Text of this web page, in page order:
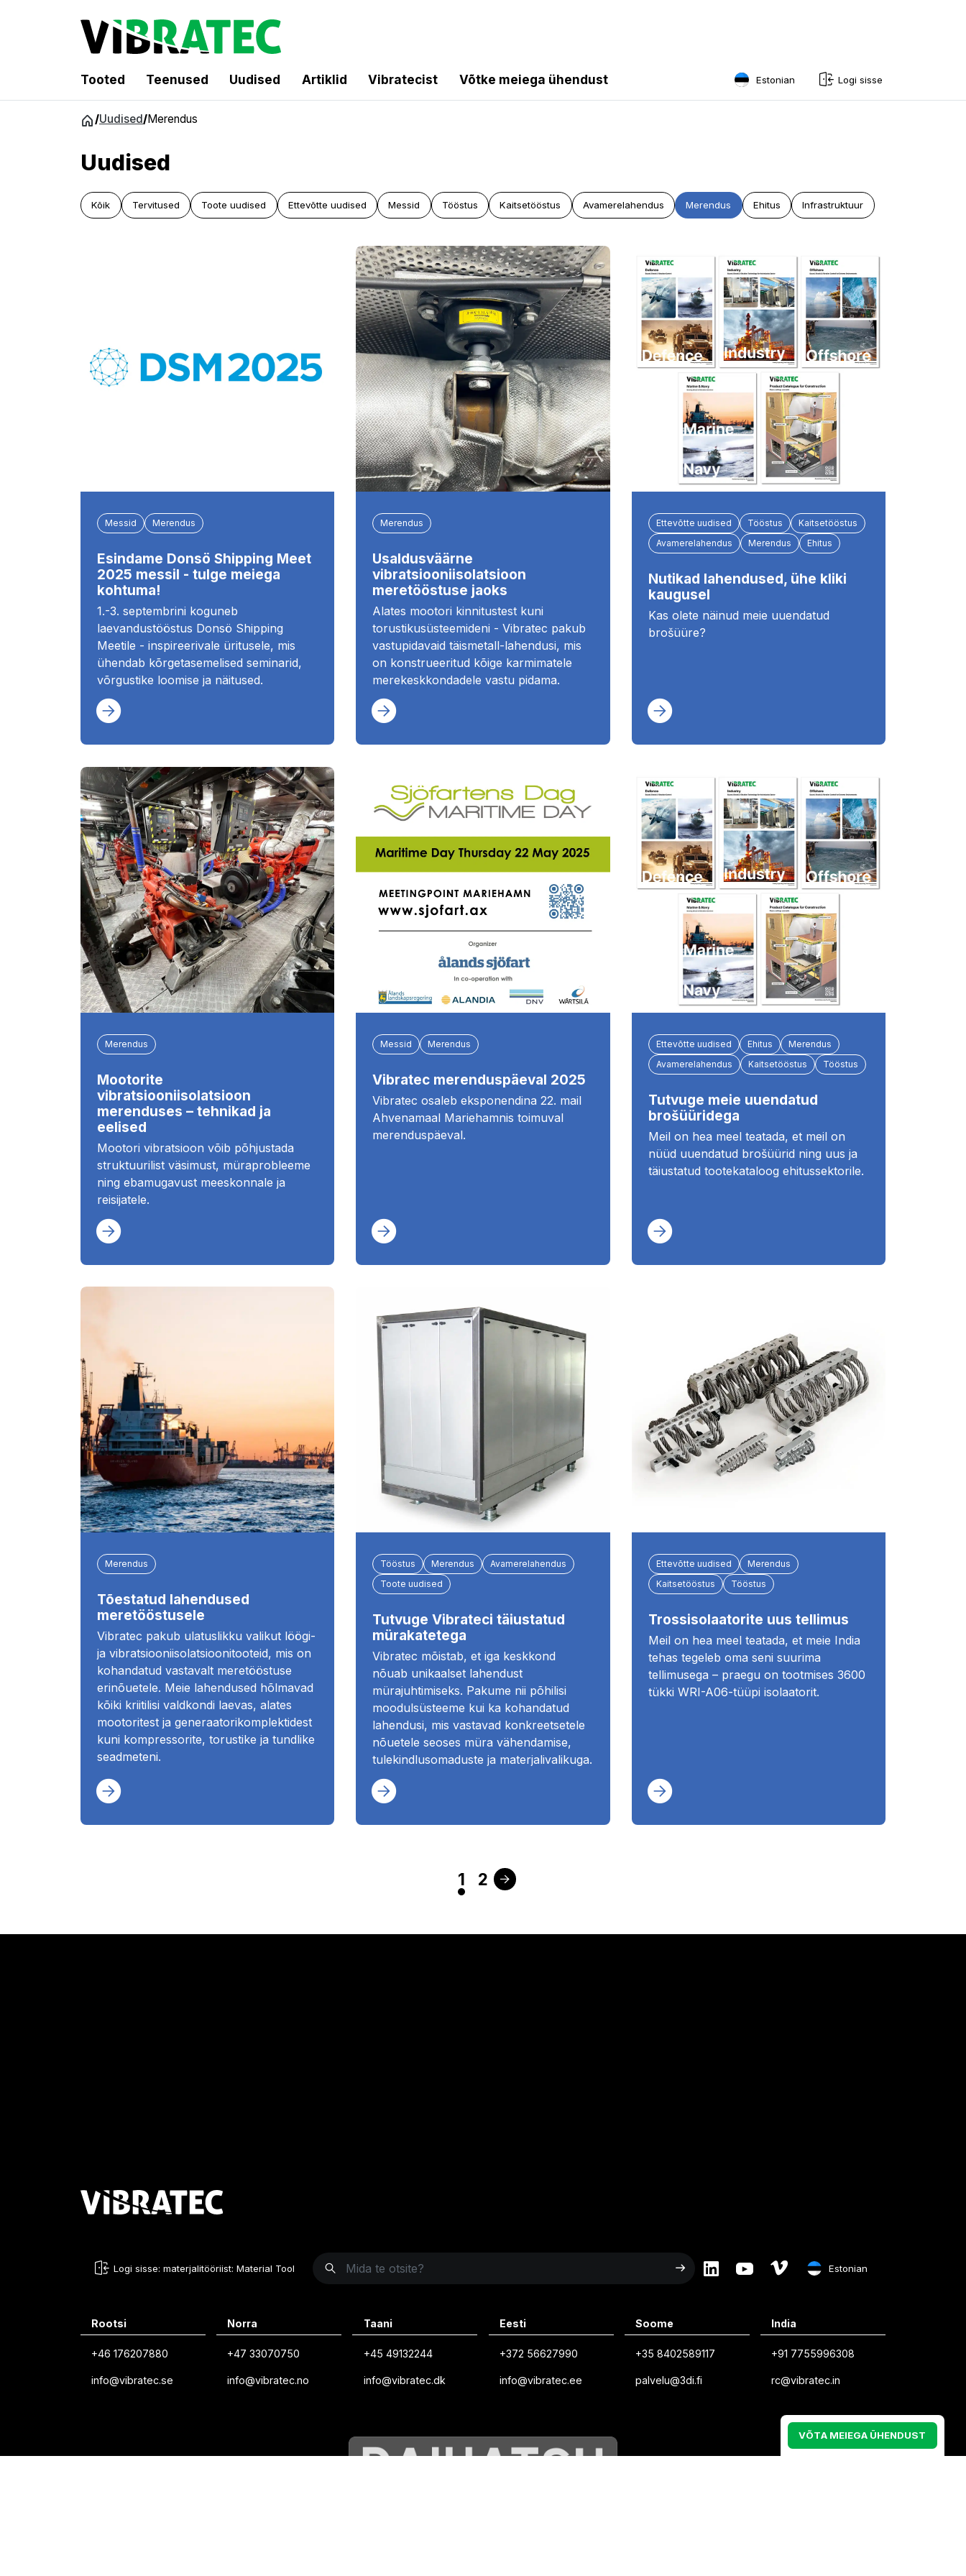
Tooted Teenused Uudised Artiklid Vibratecist Võtke meiega ühendust Estonian
French
Danish
Logi sisse
/Uudised/Merendus
Uudised
Kõik Tervitused Toote uudised Ettevõtte uudised Messid Tööstus Kaitsetööstus Avamerelahendus Merendus Ehitus Infrastruktuur
Messid Merendus
Esindame Donsö Shipping Meet
2025 messil - tulge meiega
kohtuma!
1.-3. septembrini koguneb
laevandustööstus Donsö Shipping
Meetile - inspireerivale üritusele, mis
ühendab kõrgetasemelised seminarid,
võrgustike loomise ja näitused.
Merendus
Usaldusväärne
vibratsiooniisolatsioon
meretööstuse jaoks
Alates mootori kinnitustest kuni
torustikusüsteemideni - Vibratec pakub
vastupidavaid täismetall-lahendusi, mis
on konstrueeritud kõige karmimatele
merekeskkondadele vastu pidama.
Ettevõtte uudised Tööstus
Kaitsetööstus
Avamerelahendus
Merendus Ehitus
Nutikad lahendused, ühe kliki
kaugusel
Kas olete näinud meie uuendatud
brošüüre?
Merendus
Mootorite
vibratsiooniisolatsioon
merenduses – tehnikad ja
eelised
Mootori vibratsioon võib põhjustada
struktuurilist väsimust, müraprobleeme
ning ebamugavust meeskonnale ja
reisijatele.
Messid Merendus
Vibratec merenduspäeval 2025
Vibratec osaleb eksponendina 22. mail
Ahvenamaal Mariehamnis toimuval
merenduspäeval.
Ettevõtte uudised Ehitus
Merendus
Avamerelahendus
Kaitsetööstus Tööstus
Tutvuge meie uuendatud
brošüüridega
Meil on hea meel teatada, et meil on
nüüd uuendatud brošüürid ning uus ja
täiustatud tootekataloog ehitussektorile.
Merendus
Tõestatud lahendused
meretööstusele
Vibratec pakub ulatuslikku valikut löögi-
ja vibratsiooniisolatsioonitooteid, mis on
kohandatud vastavalt meretööstuse
erinõuetele. Meie lahendused hõlmavad
kõiki kriitilisi valdkondi laevas, alates
mootoritest ja generaatorikomplektidest
kuni kompressorite, torustike ja tundlike
seadmeteni.
Tööstus Merendus
Avamerelahendus
Toote uudised
Tutvuge Vibrateci täiustatud
mürakatetega
Vibratec mõistab, et iga keskkond
nõuab unikaalset lahendust
mürajuhtimiseks. Pakume nii põhilisi
moodulsüsteeme kui ka kohandatud
lahendusi, mis vastavad konkreetsetele
nõuetele seoses müra vähendamise,
tulekindlusomaduste ja materjalivalikuga.
Ettevõtte uudised
Merendus
Kaitsetööstus
Tööstus
Trossisolaatorite uus tellimus
Meil on hea meel teatada, et meie India
tehas tegeleb oma seni suurima
tellimusega – praegu on tootmises 3600
tükki WRI-A06-tüüpi isolaatorit.
1 2
VÕTA MEIEGA ÜHENDUST
Logi sisse: materjalitööriist: Material Tool Estonian
Norwegian
French
Estonian
Rootsi
+46 176207880
info@vibratec.se
Norra
+47 33070750
info@vibratec.no
Taani
+45 49132244
info@vibratec.dk
Eesti
+372 56627990
info@vibratec.ee
Soome
+35 8402589117
palvelu@3di.fi
India
+91 7755996308
rc@vibratec.in